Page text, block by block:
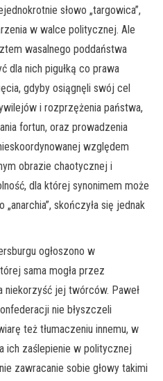
słowo „targowica”,
w walce politycznej. Ale
wasalnego poddaństwa
dla nich pigułką co prawa
gdyby osiągnęli swój cel
i rozprzężenia państwa,
fortun, oraz prowadzenia
względem
obrazie chaotycznej i
dla której synonimem może
skończyła się jednak
ogłoszono w
sama mogła przez
niekorzyść jej twórców. Paweł
nie błyszczeli
też tłumaczeniu innemu, w
ich zaślepienie w politycznej
zawracanie sobie głowy takimi